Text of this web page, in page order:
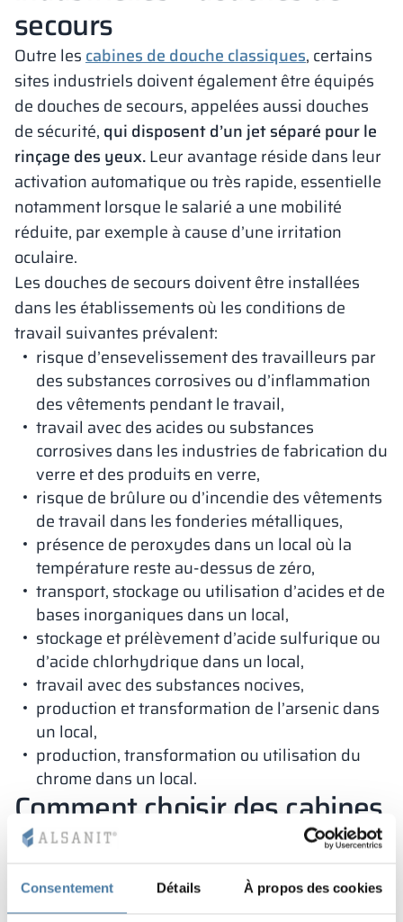
Consentement Détails À propos des cookies
secours
Outre lescabines de douche classiques, certains
sites industriels doivent également être équipés
de douches de secours, appelées aussi douches
de sécurité, qui disposent d’un jet séparé pour le
rinçage des yeux.Leur avantage réside dans leur
activation automatique ou très rapide, essentielle
notamment lorsque le salarié a une mobilité
réduite, par exemple à cause d’une irritation
oculaire.
Les douches de secours doivent être installées
dans les établissements où les conditions de
travail suivantes prévalent:
risque d’ensevelissement des travailleurs par
des substances corrosives ou d’inflammation
des vêtements pendant le travail,
travail avec des acides ou substances
corrosives dans les industries de fabrication du
verre et des produits en verre,
risque de brûlure ou d’incendie des vêtements
de travail dans les fonderies métalliques,
présence de peroxydes dans un local où la
température reste au-dessus de zéro,
transport, stockage ou utilisation d’acides et de
bases inorganiques dans un local,
stockage et prélèvement d’acide sulfurique ou
d’acide chlorhydrique dans un local,
travail avec des substances nocives,
production et transformation de l’arsenic dans
un local,
production, transformation ou utilisation du
chrome dans un local.
Comment choisir des cabines
de douche confortables pour
les entreprises?
Les réglementations précédentes indiquent les